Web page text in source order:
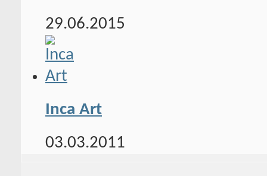
29.06.2015
Inca Art
03.03.2011